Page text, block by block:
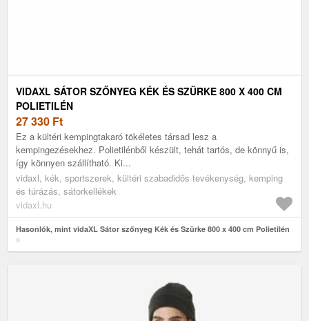
VIDAXL SÁTOR SZŐNYEG KÉK ÉS SZÜRKE 800 X 400 CM
POLIETILÉN
27 330 Ft
Ez a kültéri kempingtakaró tökéletes társad lesz a
kempingezésekhez. Polietilénből készült, tehát tartós, de könnyű is,
így könnyen szállítható. Ki...
vidaxl, kék, sportszerek, kültéri szabadidős tevékenység, kemping
és túrázás, sátorkellékek
vidaxl.hu
Hasonlók, mint vidaXL Sátor szőnyeg Kék és Szürke 800 x 400 cm Polietilén